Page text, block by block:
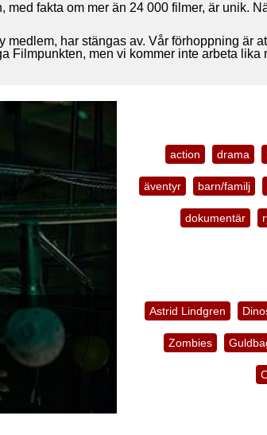
fakta om mer än 24 000 filmer, är unik.
har stängas av. Vår förhoppning är
Filmpunkten, men vi kommer inte arbeta lika
action drama
äventyr barn/familj
dokumentär
Astrid Lindgren
Zombies